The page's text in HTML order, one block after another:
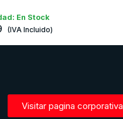
En Stock
(IVA Incluido)
Visitar pagina corporativa